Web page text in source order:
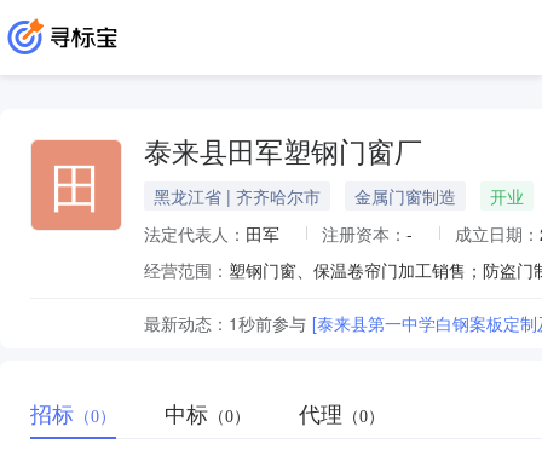
田 泰来县田军塑钢门窗厂
黑龙江省 | 齐齐哈尔市 金属门窗制造
开业
法定代表人： 田军 注册资本： - 成立日期：
经营范围： 塑钢门窗、保温卷帘门加工销售；防盗
最新动态： 1秒前参与 [泰来县第一中学白钢案板定
招标 （0） 中标 （0） 代理 （0）